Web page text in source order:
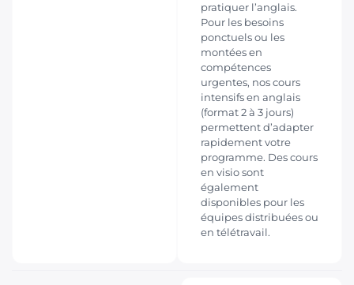
pratiquer l’anglais.
Pour les besoins
ponctuels ou les
montées en
compétences
urgentes, nos cours
intensifs en anglais
(format 2 à 3 jours)
permettent d’adapter
rapidement votre
programme. Des cours
en visio sont
également
disponibles pour les
équipes distribuées ou
en télétravail.